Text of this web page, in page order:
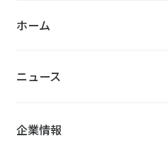
ホーム
ニュース
企業情報